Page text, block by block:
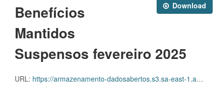
Download
Benefícios
Mantidos
Suspensos fevereiro 2025
URL: https://armazenamento-dadosabertos.s3.sa-east-1.amazonaws.com/PDA_2023_2025/Grupos_de_dados/Benef%C3%ADcios+mantidos/D.SDA.PDA.004.MANSUSPENSOS.202502.CSV.ZIP